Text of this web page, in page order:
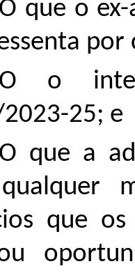
que o
o
25; e
que a
que